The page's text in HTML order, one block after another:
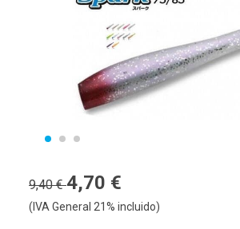
9,40 €4,70 €
(IVA General 21% incluido)